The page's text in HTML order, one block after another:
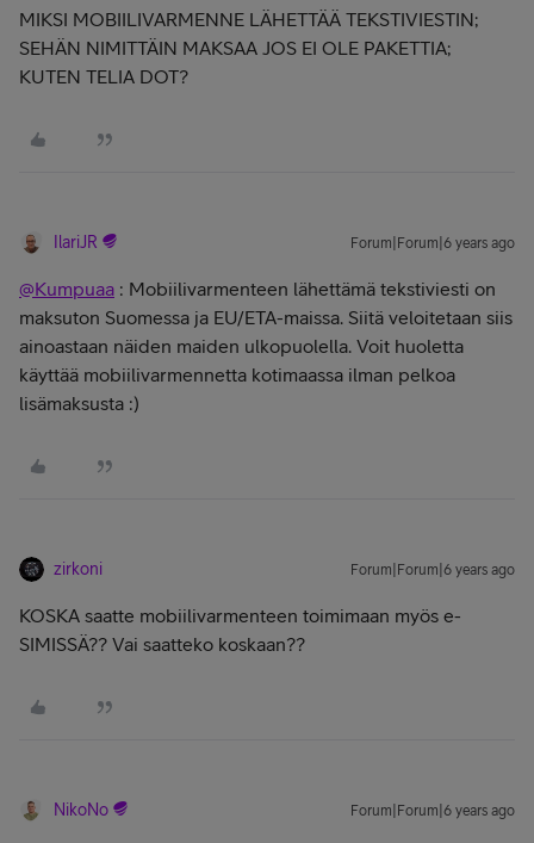
MIKSI MOBIILIVARMENNE LÄHETTÄÄ TEKSTIVIESTIN;
SEHÄN NIMITTÄIN MAKSAA JOS EI OLE PAKETTIA;
KUTEN TELIA DOT?
IlariJR Forum|Forum|6 years ago
@Kumpuaa : Mobiilivarmenteen lähettämä tekstiviesti on
maksuton Suomessa ja EU/ETA-maissa. Siitä veloitetaan siis
ainoastaan näiden maiden ulkopuolella. Voit huoletta
käyttää mobiilivarmennetta kotimaassa ilman pelkoa
lisämaksusta :)
zirkoni Forum|Forum|6 years ago
KOSKA saatte mobiilivarmenteen toimimaan myös e-
SIMISSÄ?? Vai saatteko koskaan??
NikoNo Forum|Forum|6 years ago